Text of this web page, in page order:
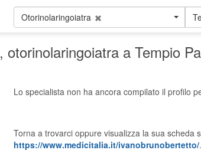
Otorinolaringoiatra
, otorinolaringoiatra a Tempio
Lo specialista non ha ancora compilato il profilo
Torna a trovarci oppure visualizza la sua scheda
https://www.medicitalia.it/ivanobrunobertetto/.